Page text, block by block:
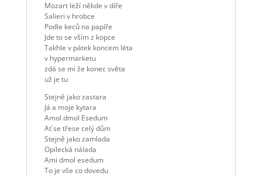
Mozart leží někde v díře
Salieri v hrobce
Podle keců na papíře
Jde to se vším z kopce
Takhle v pátek koncem léta
v hypermarketu
zdá se mi že konec světa
už je tu
Stejně jako zastara
Já a moje kytara
Amol dmol Esedum
Ať se třese celý dům
Stejně jako zamlada
Opilecká nálada
Ami dmol esedum
To je vše co dovedu